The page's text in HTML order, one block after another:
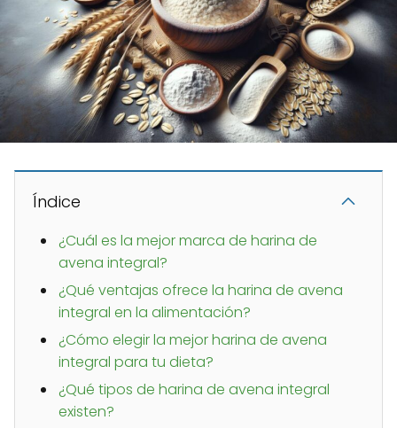
Índice
¿Cuál es la mejor marca de harina de
avena integral?
¿Qué ventajas ofrece la harina de avena
integral en la alimentación?
¿Cómo elegir la mejor harina de avena
integral para tu dieta?
¿Qué tipos de harina de avena integral
existen?